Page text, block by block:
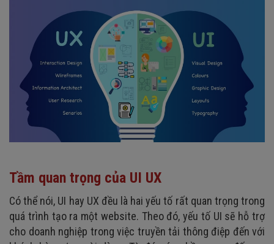
Tầm quan trọng của UI UX
Có thể nói, UI hay UX đều là hai yếu tố rất quan trọng trong
quá trình tạo ra một website. Theo đó, yếu tố UI sẽ hỗ trợ
cho doanh nghiệp trong việc truyền tải thông điệp đến với